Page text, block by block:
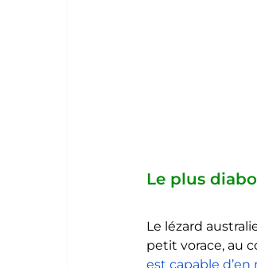
Le plus
Le lézard
petit vorace, au
est capable